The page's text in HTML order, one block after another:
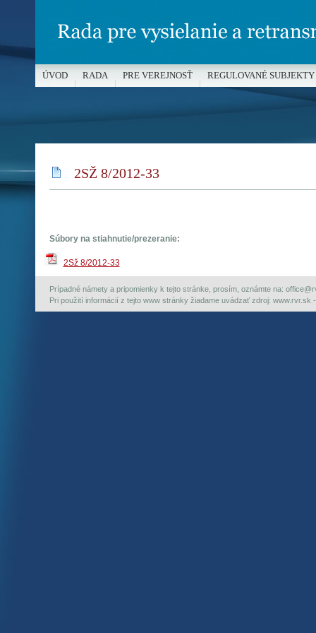
2SŽ 8/2012-33
Súbory na stiahnutie/prezeranie:
2Sž 8/2012-33
Prípadné námety a pripomienky k tejto stránke, prosím, oznámte na:
Pri použití informácií z tejto www stránky žiadame uvádzať zdroj: www.rvr.sk
ÚVOD RADA PRE VEREJNOSŤ REGULOVANÉ SUBJEKTY